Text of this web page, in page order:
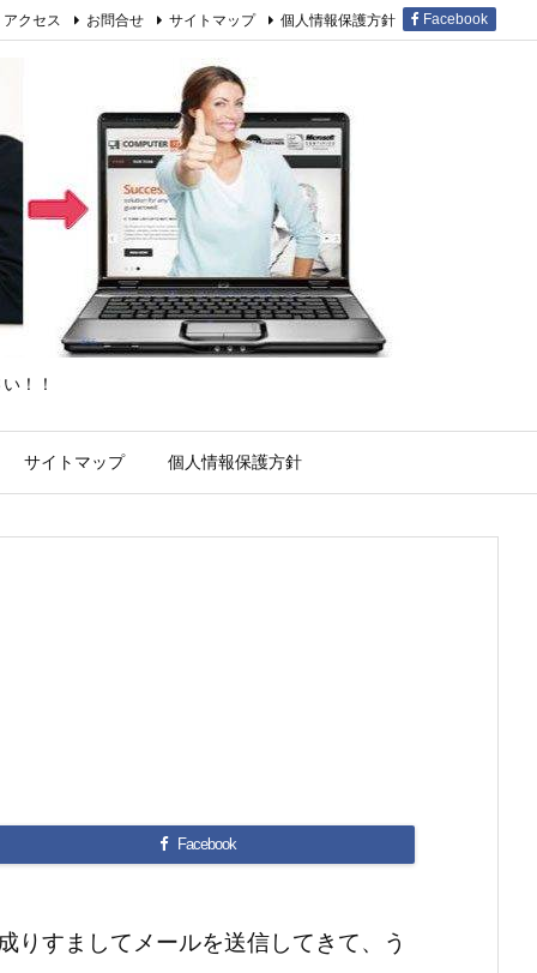
！！
サイトマップ 個人情報保護方針
アクセス お問合せ サイトマップ 個人情報保護方針 Facebook
Facebook
りすましてメールを送信してきて、う